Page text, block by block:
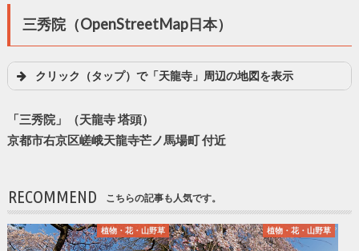
三秀院（OpenStreetMap日本）
クリック（タップ）で「天龍寺」周辺の地図を表示
「三秀院」（天龍寺 塔頭）
京都市右京区嵯峨天龍寺芒ノ馬場町 付近
RECOMMEND こちらの記事も人気です。
植物・花・山野草 植物・花・山野草